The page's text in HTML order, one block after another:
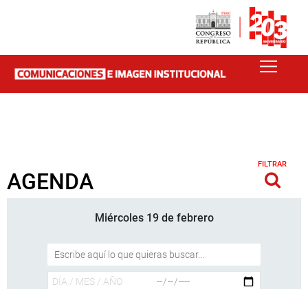
AGENDA
FILTRAR
Miércoles 19 de febrero